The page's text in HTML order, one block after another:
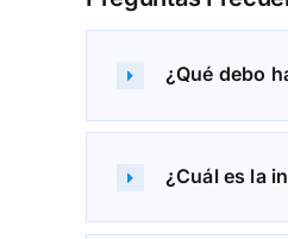
¿Qué debo
¿Cuál es la